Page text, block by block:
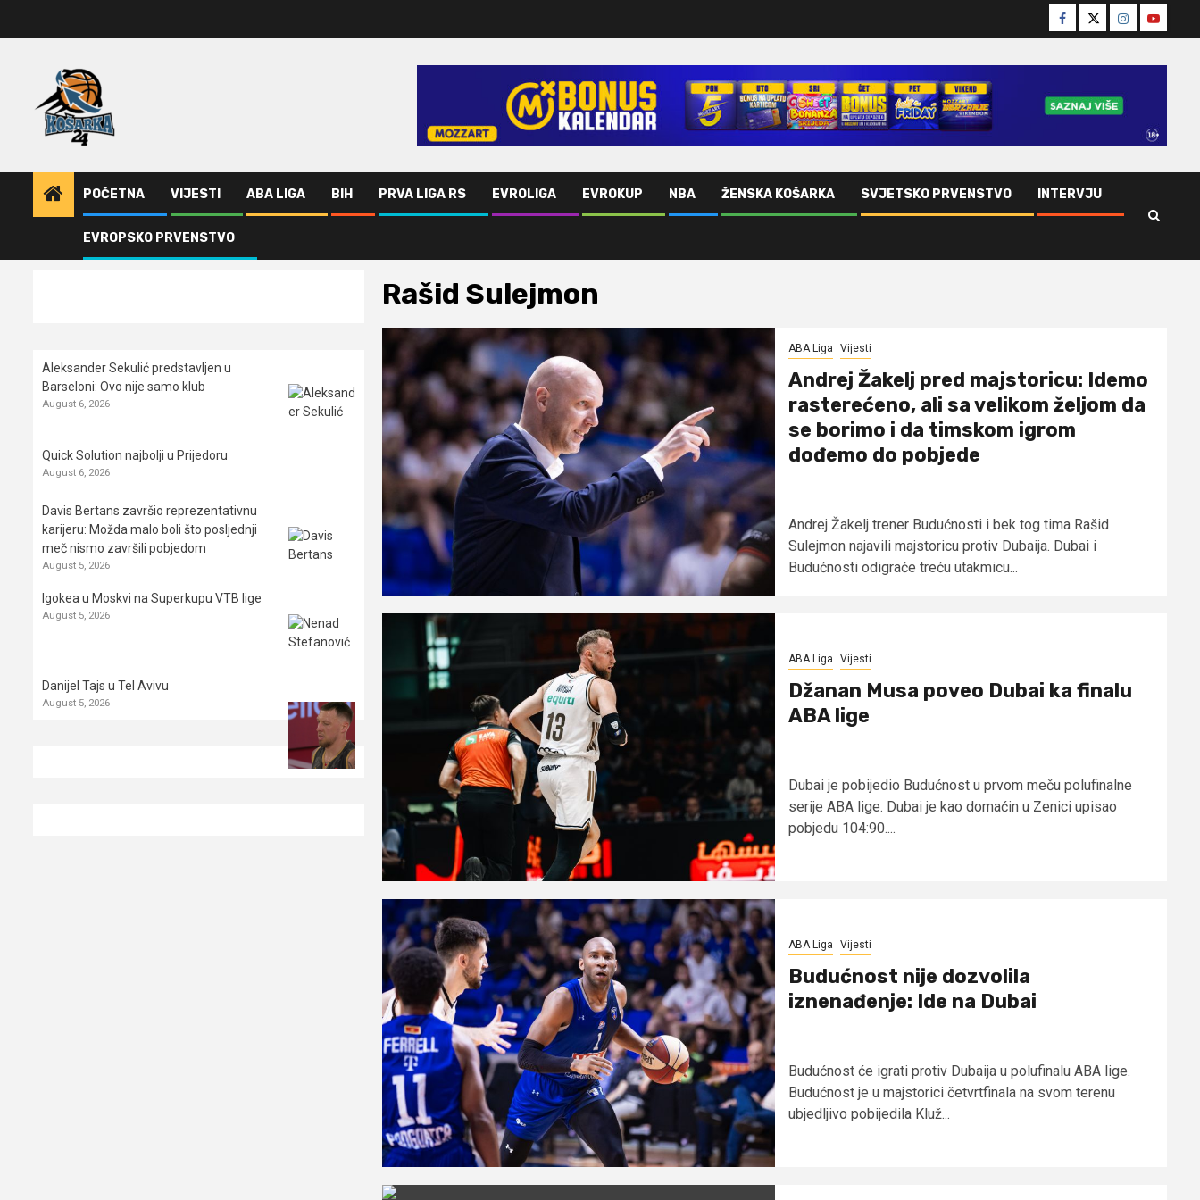
Facebook
TwitterInstagram
Youtube
POČETNA VIJESTI ABA LIGA BIH PRVA LIGA RS EVROLIGA EVROKUP NBA ŽENSKA KOŠARKA SVJETSKO PRVENSTVO INTERVJU
EVROPSKO PRVENSTVO
Vijesti Rašid Sulejmon
Rašid Sulejmon
ABA Liga Vijesti
Andrej Žakelj pred majstoricu: Idemo
rasterećeno, ali sa velikom željom da
se borimo i da timskom igrom
dođemo do pobjede
Andrej Žakelj trener Budućnosti i bek tog tima Rašid
Sulejmon najavili majstoricu protiv Dubaija. Dubai i
Budućnosti odigraće treću utakmicu...
ABA Liga Vijesti
Džanan Musa poveo Dubai ka finalu
ABA lige
Dubai je pobijedio Budućnost u prvom meču polufinalne
serije ABA lige. Dubai je kao domaćin u Zenici upisao
pobjedu 104:90....
ABA Liga Vijesti
Budućnost nije dozvolila
iznenađenje: Ide na Dubai
Budućnost će igrati protiv Dubaija u polufinalu ABA lige.
Budućnost je u majstorici četvrtfinala na svom terenu
ubjedljivo pobijedila Kluž...
Aleksander Sekulić predstavljen u
Barseloni: Ovo nije samo klub
August 6, 2026
Quick Solution najbolji u Prijedoru
August 6, 2026
Davis Bertans završio reprezentativnu
karijeru: Možda malo boli što posljednji
meč nismo završili pobjedom
August 5, 2026
Igokea u Moskvi na Superkupu VTB lige
August 5, 2026
Danijel Tajs u Tel Avivu
August 5, 2026